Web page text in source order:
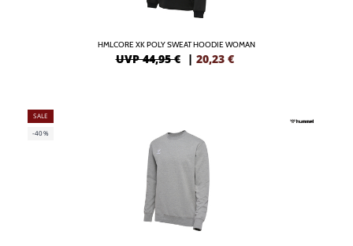
HMLCORE XK POLY SWEAT HOODIE WOMAN
UVP 44,95 € | 20,23 €
SALE
-40%